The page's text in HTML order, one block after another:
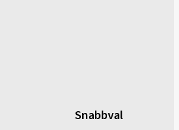
Snabbval